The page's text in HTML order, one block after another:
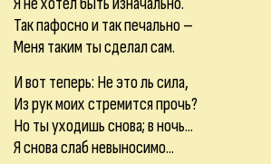
Так пафосно и так печально –
Меня таким ты сделал сам.
И вот теперь: Не это ль сила,
Из рук моих стремится прочь?
Но ты уходишь снова; в ночь...
Я снова слаб невыносимо...